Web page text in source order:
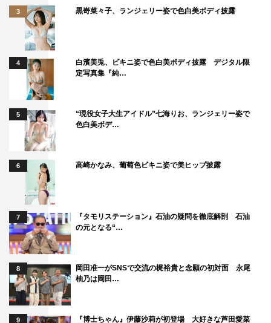
超新星公式サイト
http://www.choshinsei.com/
ソンジェ ユナク
3 黒嵜菜々子、ランジェリー姿で色白美ボディ披露
4
白濱美兎、ビキニ姿で色白美ボディ披露 デジタル限
定写真集『純…
5
“現役女子大生アイドル”七海りお、ランジェリー姿で
色白美ボデ…
6 高崎かなみ、葡萄色ビキニ姿で美ヒップ披露
7
『タモリステーション』石油の疑問を徹底解剖 石油
の元となる“…
8
岡田准一がSNSで交流の梶裕貴と念願の初対面 永尾
柚乃は岡田…
9 『博士ちゃん』伊藤沙莉が初登場 大好きな芦田愛菜